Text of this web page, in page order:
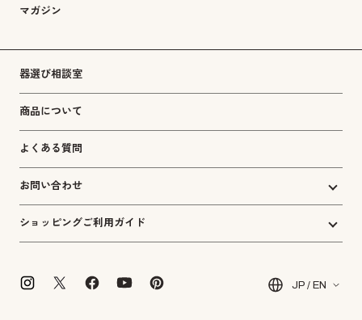
マガジン
器選び相談室
商品について
よくある質問
お問い合わせ
ショッピングご利用ガイド
JP / EN